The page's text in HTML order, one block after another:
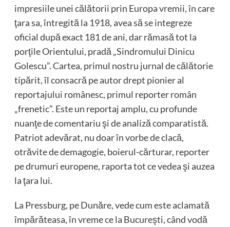
impresiile unei călătorii prin Europa vremii, în care
ţara sa, întregită la 1918, avea să se integreze
oficial după exact 181 de ani, dar rămasă tot la
porţile Orientului, pradă „Sindromului Dinicu
Golescu”. Cartea, primul nostru jurnal de călătorie
tipărit, îl consacră pe autor drept pionier al
reportajului românesc, primul reporter român
„frenetic”. Este un reportaj amplu, cu profunde
nuanţe de comentariu şi de analiză comparatistă.
Patriot adevărat, nu doar în vorbe de clacă,
otrăvite de demagogie, boierul-cărturar, reporter
pe drumuri europene, raporta tot ce vedea şi auzea
la ţara lui.
La Pressburg, pe Dunăre, vede cum este aclamată
împărăteasa, în vreme ce la Bucureşti, când vodă